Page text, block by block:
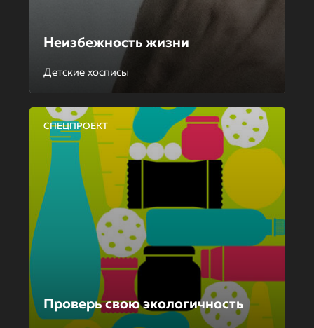
Неизбежность жизни
Детские хосписы
СПЕЦПРОЕКТ
Проверь свою экологичность